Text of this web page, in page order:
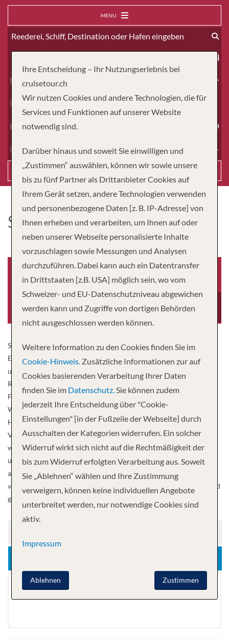
MENU
Erwachsene
Kinder
Dauer
Reiseart
Suchen
SEVEN SEAS GRANDEUR
Baujahr
2021
Besatzung
548
Seit mehr als dreißig Jahren bieten wir weltweit unvergleichliche
Erlebnisse. Währenddessen haben wir unseren Gästen zugehört,
unsere Dienstleistungen weiterentwickelt und jedes Element des
Regent-Erlebnisses kontinuierlich verfeinert. Genießen Sie die
Freiheit des All-Inclusive-Luxuserlebnisses auf den Sieben
Weltmeeren an Bord eines Schiffes, das die Gipfel der
Hochseekreuzfahrt auf ein neues Niveau hebt. Inspiriert von der
Vergangenheit und atemberaubend neu gestaltet für die Zukunft,
wird Seven Seas Grandeur™ unser Erbe der Perfektion mit
unvergleichlichem Raumangebot, unvergleichlichem Service,
außergewöhnlicher Küche und transformativen Erlebnissen
veranschaulichen, die in dem Moment beginnen, in dem Sie an Bord
gehen.
Ihre Entscheidung – Ihr Nutzungserlebnis bei
cruisetour.ch
Wir nutzen Cookies und andere Technologien, die für
Services und Funktionen auf unserer Website
notwendig sind.
Darüber hinaus und soweit Sie einwilligen und
„Zustimmen“ auswählen, können wir sowie unsere
bis zu fünf Partner als Drittanbieter Cookies auf
Ihrem Gerät setzen, andere Technologien verwenden
und personenbezogene Daten [z. B. IP-Adresse] von
Ihnen erheben und verarbeiten, um Ihnen auf oder
neben unserer Webseite personalisierte Inhalte
vorzuschlagen sowie Messungen und Analysen
durchzuführen. Dabei kann auch ein Datentransfer
in Drittstaaten [z.B. USA] möglich sein, wo vom
Schweizer- und EU-Datenschutzniveau abgewichen
werden kann und Zugriffe von dortigen Behörden
nicht ausgeschlossen werden können.
Weitere Information zu den Cookies finden Sie im
Cookie-Hinweis. Zusätzliche Informationen zur auf
Cookies basierenden Verarbeitung Ihrer Daten
finden Sie im Datenschutz.Sie können zudem
jederzeit Ihre Entscheidung über "Cookie-
Einstellungen" [in der Fußzeile der Webseite] durch
Ausschalten der Kategorien widerrufen. Ein solcher
Widerruf wirkt sich nicht auf die Rechtmäßigkeit der
bis zum Widerruf erfolgten Verarbeitung aus. Soweit
Sie „Ablehnen“ wählen und Ihre Zustimmung
verweigern, können keine individuellen Angebote
unterbreitet werden, nur notwendige Cookies sind
aktiv.
Impressum
Zustimmen
Ablehnen